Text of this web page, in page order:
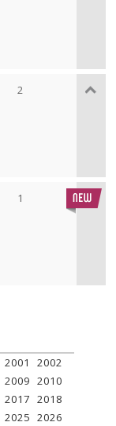
2
1
2001
2002
2009 2010
2017 2018
2025 2026